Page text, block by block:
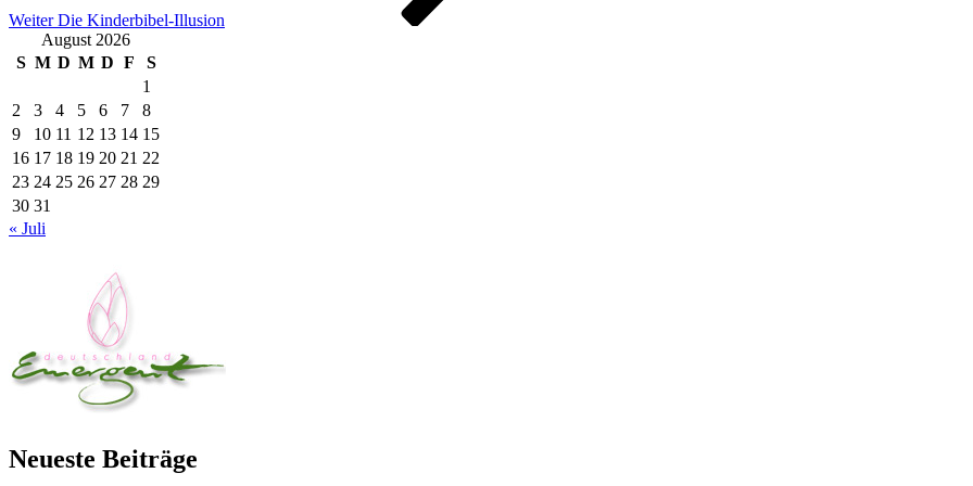
Weiter Die Kinderbibel-Illusion
August 2026
S M D M D F
S
1
2
3 4 5 6 7
8
9
10 11 12 13 14 15
16 17 18 19 20 21 22
23 24 25 26 27 28 29
30 31
« Juli
Neueste Beiträge